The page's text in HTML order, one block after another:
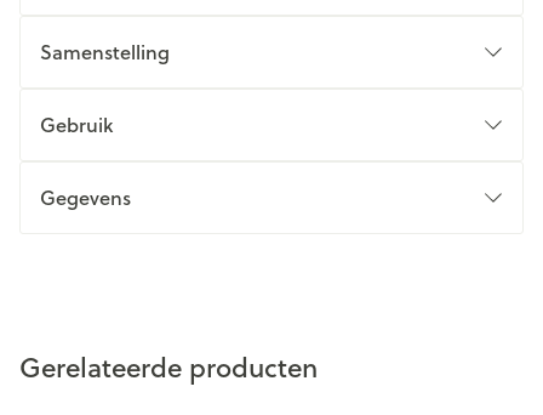
Samenstelling
Gebruik
Gegevens
Gerelateerde producten